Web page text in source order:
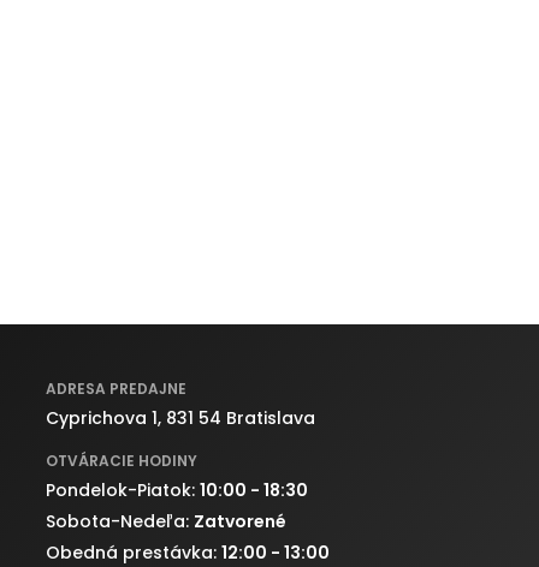
ADRESA PREDAJNE
Cyprichova 1, 831 54 Bratislava
OTVÁRACIE HODINY
Pondelok-Piatok: 10:00 - 18:30
Sobota-Nedeľa: Zatvorené
Obedná prestávka: 12:00 - 13:00